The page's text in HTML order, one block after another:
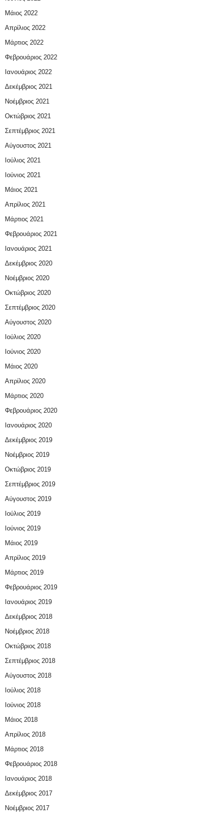
Μάιος 2022
Απρίλιος 2022
Μάρτιος 2022
Φεβρουάριος 2022
Ιανουάριος 2022
Δεκέμβριος 2021
Νοέμβριος 2021
Οκτώβριος 2021
Σεπτέμβριος 2021
Αύγουστος 2021
Ιούλιος 2021
Ιούνιος 2021
Μάιος 2021
Απρίλιος 2021
Μάρτιος 2021
Φεβρουάριος 2021
Ιανουάριος 2021
Δεκέμβριος 2020
Νοέμβριος 2020
Οκτώβριος 2020
Σεπτέμβριος 2020
Αύγουστος 2020
Ιούλιος 2020
Ιούνιος 2020
Μάιος 2020
Απρίλιος 2020
Μάρτιος 2020
Φεβρουάριος 2020
Ιανουάριος 2020
Δεκέμβριος 2019
Νοέμβριος 2019
Οκτώβριος 2019
Σεπτέμβριος 2019
Αύγουστος 2019
Ιούλιος 2019
Ιούνιος 2019
Μάιος 2019
Απρίλιος 2019
Μάρτιος 2019
Φεβρουάριος 2019
Ιανουάριος 2019
Δεκέμβριος 2018
Νοέμβριος 2018
Οκτώβριος 2018
Σεπτέμβριος 2018
Αύγουστος 2018
Ιούλιος 2018
Ιούνιος 2018
Μάιος 2018
Απρίλιος 2018
Μάρτιος 2018
Φεβρουάριος 2018
Ιανουάριος 2018
Δεκέμβριος 2017
Νοέμβριος 2017